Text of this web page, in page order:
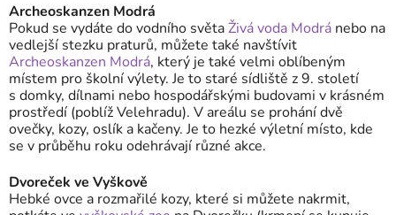
Archeoskanzen Modrá
Pokud se vydáte do vodního světaŽivá voda Modrá nebo na
vedlejší stezku praturů, můžete také navštívit
Archeoskanzen Modrá, který je také velmi oblíbeným
místem pro školní výlety. Je to staré sídliště z 9. století
s domky, dílnami nebo hospodářskými budovami v krásném
prostředí (poblíž Velehradu). V areálu se prohání dvě
ovečky, kozy, oslík a kačeny. Je to hezké výletní místo, kde
se v průběhu roku odehrávají různé akce.
Dvoreček ve Vyškově
Hebké ovce a rozmařilé kozy, které si můžete nakrmit,